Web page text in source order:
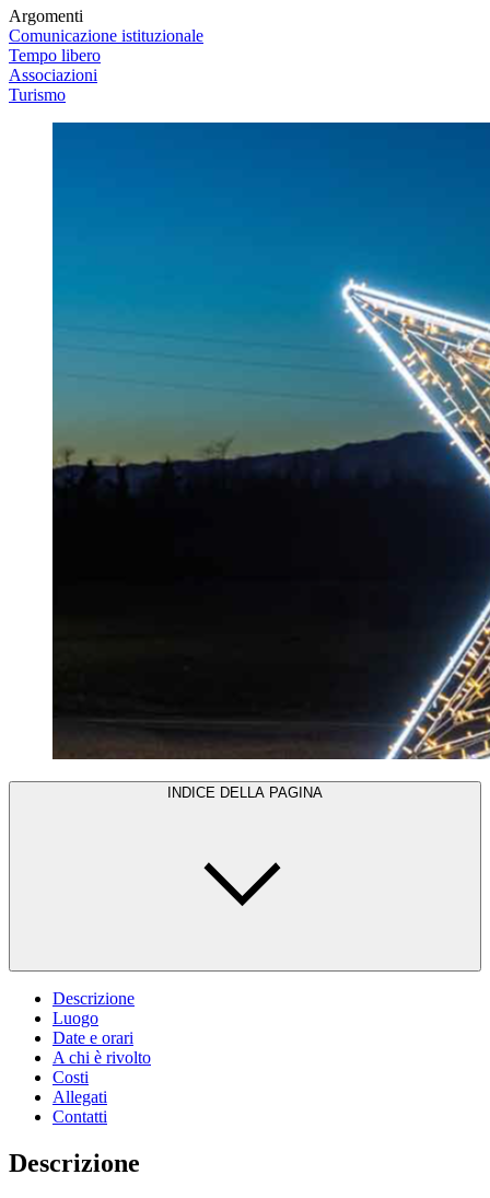
Argomenti
Comunicazione istituzionale
Tempo libero
Associazioni
Turismo
INDICE DELLA PAGINA
Descrizione
Luogo
Date e orari
A chi è rivolto
Costi
Allegati
Contatti
Descrizione